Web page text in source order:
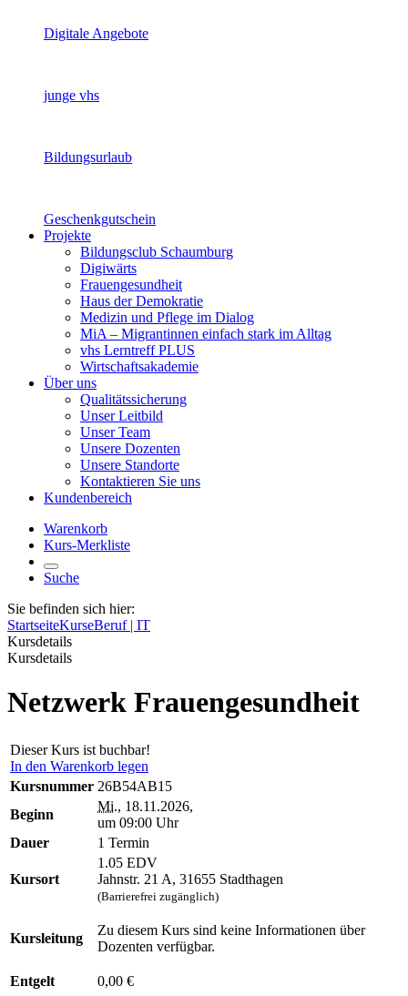
Digitale Angebote
junge vhs
Bildungsurlaub
Geschenkgutschein
Projekte
Bildungsclub Schaumburg
Digiwärts
Frauengesundheit
Haus der Demokratie
Medizin und Pflege im Dialog
MiA – Migrantinnen einfach stark im Alltag
vhs Lerntreff PLUS
Wirtschaftsakademie
Über uns
Qualitätssicherung
Unser Leitbild
Unser Team
Unsere Dozenten
Unsere Standorte
Kontaktieren Sie uns
Kundenbereich
Warenkorb
Kurs-Merkliste
Suche
Sie befinden sich hier:
StartseiteKurseBeruf | IT
Kursdetails
Kursdetails
Netzwerk Frauengesundheit
Dieser Kurs ist buchbar!
In den Warenkorb legen
Kursnummer 26B54AB15
Beginn
Mi., 18.11.2026,
um 09:00 Uhr
Dauer
1 Termin
Kursort
1.05 EDV
Jahnstr. 21 A, 31655 Stadthagen
(Barrierefrei zugänglich)
Kursleitung
Zu diesem Kurs sind keine Informationen über
Dozenten verfügbar.
Entgelt 0,00 €